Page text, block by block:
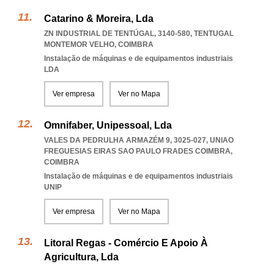
Catarino & Moreira, Lda
ZN INDUSTRIAL DE TENTÚGAL, 3140-580, TENTUGAL
MONTEMOR VELHO, COIMBRA
Instalação de máquinas e de equipamentos industriais
LDA
Ver empresa Ver no Mapa
Omnifaber, Unipessoal, Lda
VALES DA PEDRULHA ARMAZÉM 9, 3025-027, UNIAO
FREGUESIAS EIRAS SAO PAULO FRADES COIMBRA,
COIMBRA
Instalação de máquinas e de equipamentos industriais
UNIP
Ver empresa Ver no Mapa
Litoral Regas - Comércio E Apoio À
Agricultura, Lda